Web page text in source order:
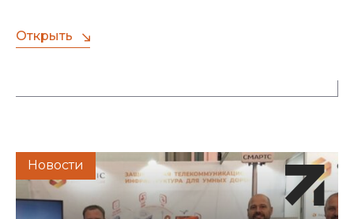
Открыть
Новости